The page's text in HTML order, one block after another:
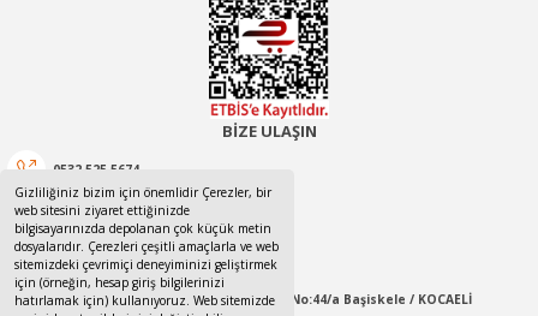
Gizliliğiniz bizim için önemlidir Çerezler, bir
web sitesini ziyaret ettiğinizde
bilgisayarınızda depolanan çok küçük metin
dosyalarıdır. Çerezleri çeşitli amaçlarla ve web
sitemizdeki çevrimiçi deneyiminizi geliştirmek
için (örneğin, hesap giriş bilgilerinizi
hatırlamak için) kullanıyoruz. Web sitemizde
BİZE ULAŞIN
0532 525 5674
0532 525 5674
canotom41@gmail.com
Yaylacık Mahallesi Mert İnan Sokak No:44/a Başiskele / KOCAELİ